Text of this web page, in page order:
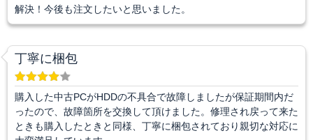
解決！今後も注文したいと思いました。
丁寧に梱包
購入した中古PCがHDDの不具合で故障しましたが保証期間内だ
ったので、故障箇所を交換して頂けました。修理され戻って来た
ときも購入したときと同様、丁寧に梱包されており親切な対応に